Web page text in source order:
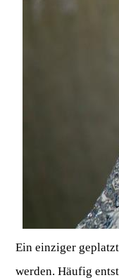
Ein einziger
werden. Häufig